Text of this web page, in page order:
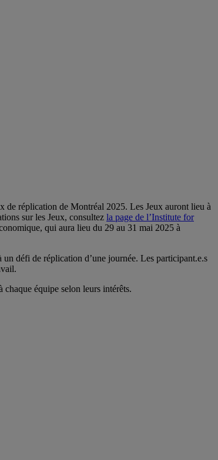
de réplication de Montréal 2025. Les Jeux auront lieu à
sur les Jeux, consultez la page de l’Institute for
qui aura lieu du 29 au 31 mai 2025 à
un défi de réplication d’une journée. Les participant.e.s
chaque équipe selon leurs intérêts.